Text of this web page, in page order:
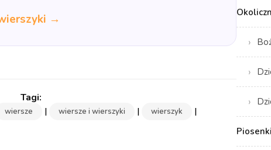
→
wiersze | wiersze i wierszyki | wierszyk |